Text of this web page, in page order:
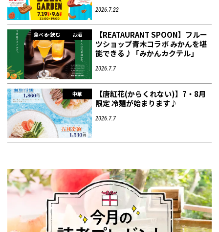
2026.7.22
食べる・飲む お酒
【REATAURANT SPOON】フルー
ツショップ青木コラボ みかんを堪
能できる♪「みかんカクテル」
2026.7.7
中華
【唐紅花(からくれない)】7・8月
限定 冷麺が始まります♪
2026.7.7